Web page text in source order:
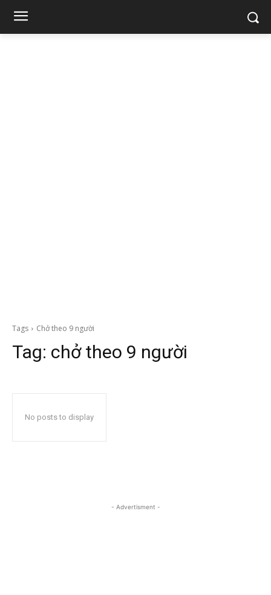
Tags Chở theo 9 người
Tag: chở theo 9 người
No posts to display
- Advertisment -